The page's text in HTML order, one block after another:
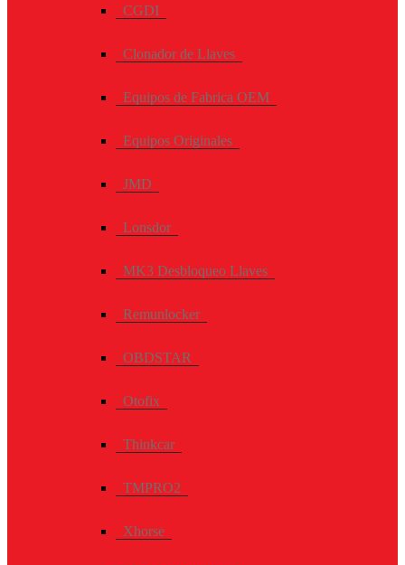
CGDI
Clonador de Llaves
Equipos de Fabrica OEM
Equipos Originales
JMD
Lonsdor
MK3 Desbloqueo Llaves
Remunlocker
OBDSTAR
Otofix
Thinkcar
TMPRO2
Xhorse